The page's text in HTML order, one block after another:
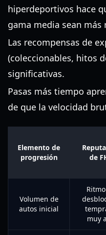
hiperdeportivos hace
gama media sean más
Las recompensas de
(coleccionables, hitos
significativas.
Pasas más tiempo
de que la velocidad
Elemento de
progresión
de
Volumen de
autos inicial
muy